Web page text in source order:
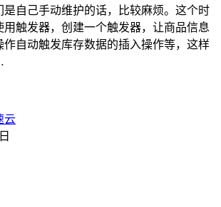
是自己手动维护的话，比较麻烦。这个时
用触发器，创建一个触发器，让商品信息
作自动触发库存数据的插入操作等，这样
云